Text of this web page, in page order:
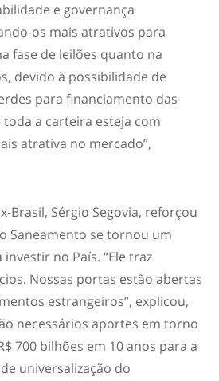
e governança
os mais atrativos para
fase de leilões quanto na
devido à possibilidade de
para financiamento das
toda a carteira esteja com
atrativa no mercado”,
Brasil, Sérgio Segovia, reforçou
Saneamento se tornou um
no País. “Ele traz
Nossas portas estão abertas
estrangeiros”, explicou,
necessários aportes em torno
700 bilhões em 10 anos para a
universalização do